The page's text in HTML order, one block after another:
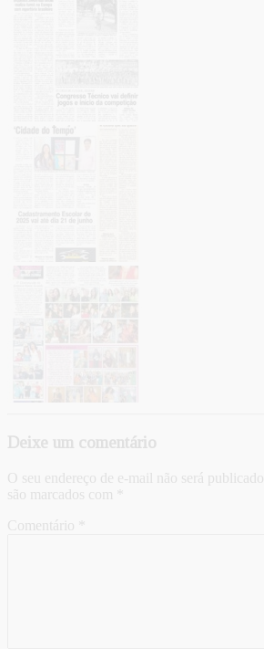
Deixe um comentário
O seu endereço de e-mail não será publicado.
são marcados com
Comentário